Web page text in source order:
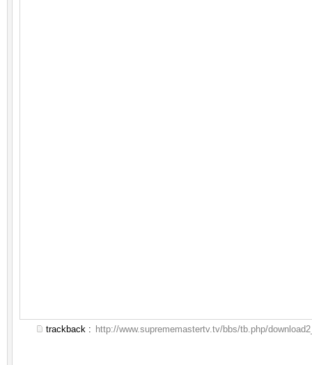
trackback : http://www.suprememastertv.tv/bbs/tb.php/